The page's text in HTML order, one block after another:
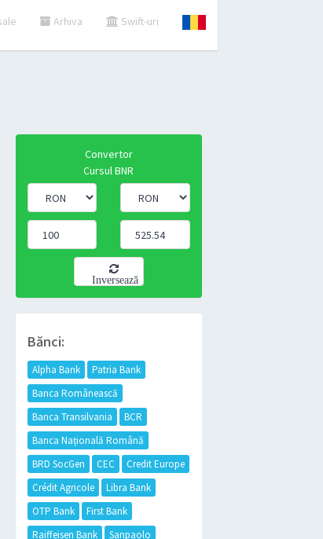
Arhiva Swift-uri
Convertor
Cursul BNR
Inversează
Bănci:
Alpha Bank
Patria Bank
Banca Românească
Banca Transilvania
BCR
Banca Națională Română
BRD SocGen
CEC
Credit Europe
Crédit Agricole
Libra Bank
OTP Bank
First Bank
Raiffeisen Bank
Sanpaolo